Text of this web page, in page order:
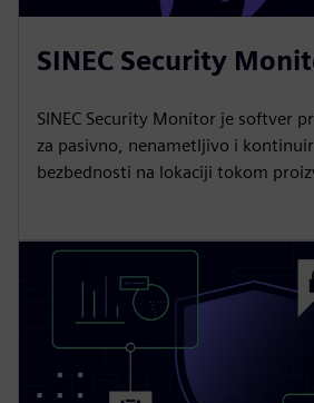
SINEC Security
SINEC Security Monitor je softver
za pasivno, nenametljivo i
bezbednosti na lokaciji tokom